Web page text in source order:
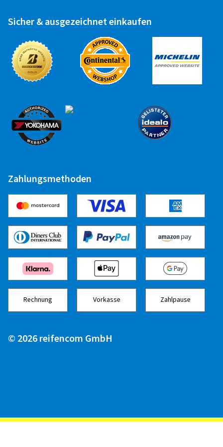
Felgengröße in Zoll:9x20 - ET 35 - LK 5x112
Titan Silber Poliert
24.08.2021
Michael N., Deutschland
Ich habe die perfekte Felge für meinen Seat Leon
Perfekt wäre wenn man die Felge auf der Internetseite
drehen lassen könnte.
Farbe:Schwarz poliert
02.07.2021
Verifizierter Kauf
Die Lackierung ist bedeutend dunkler als es auf den
Sicher & ausgezeichnet einkaufen
Zahlungsmethoden
Rechnung Vorkasse Zahlpause
© 2026 reifencom GmbH